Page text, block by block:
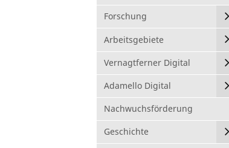
Forschung
Arbeitsgebiete
Vernagtferner Digital
Adamello Digital
Nachwuchsförderung
Geschichte